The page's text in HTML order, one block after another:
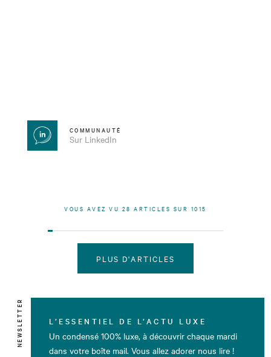
COMMUNAUTÉ
Sur LinkedIn
VOUS AVEZ VU 28 ARTICLES SUR 1015
PLUS D'ARTICLES
NEWSLETTER L’ESSENTIEL DE L’ACTU LUXE
Un condensé 100% luxe, à découvrir chaque mardi
dans votre boîte mail. Vous allez adorer nous lire !